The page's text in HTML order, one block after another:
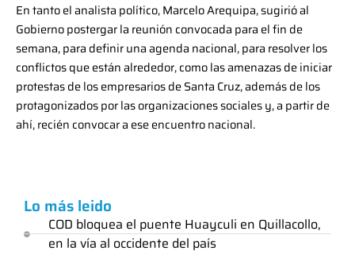
En tanto el analista político, Marcelo Arequipa, sugirió al
Gobierno postergar la reunión convocada para el fin de
semana, para definir una agenda nacional, para resolver los
conflictos que están alrededor, como las amenazas de iniciar
protestas de los empresarios de Santa Cruz, además de los
protagonizados por las organizaciones sociales y, a partir de
ahí, recién convocar a ese encuentro nacional.
Lo más leido
COD bloquea el puente Huayculi en Quillacollo,
en la vía al occidente del país